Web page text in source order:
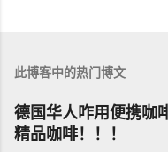
此博客中的热门博文
德国华人咋用便携咖
精品咖啡！！！